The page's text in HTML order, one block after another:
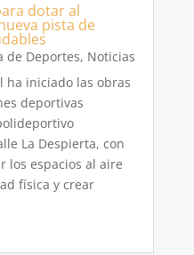
dotar al
pista de
de Deportes, Noticias
ha iniciado las obras
deportivas
La Despierta, con
los espacios al aire
física y crear